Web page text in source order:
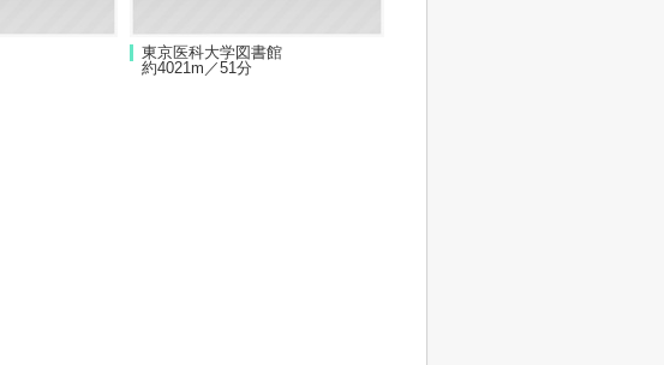
東京医科大学図書館
約4021m／51分